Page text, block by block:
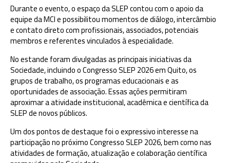
Durante o evento, o espaço da SLEP contou com o apoio da
equipe da MCI e possibilitou momentos de diálogo, intercâmbio
e contato direto com profissionais, associados, potenciais
membros e referentes vinculados à especialidade.
No estande foram divulgadas as principais iniciativas da
Sociedade, incluindo o Congresso SLEP 2026 em Quito, os
grupos de trabalho, os programas educacionais e as
oportunidades de associação. Essas ações permitiram
aproximar a atividade institucional, acadêmica e científica da
SLEP de novos públicos.
Um dos pontos de destaque foi o expressivo interesse na
participação no próximo Congresso SLEP 2026, bem como nas
atividades de formação, atualização e colaboração científica